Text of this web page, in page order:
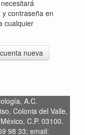
contraseña en
cualquier
A.C.
Colonia del Valle,
C.P. 03100.
98 33; email: